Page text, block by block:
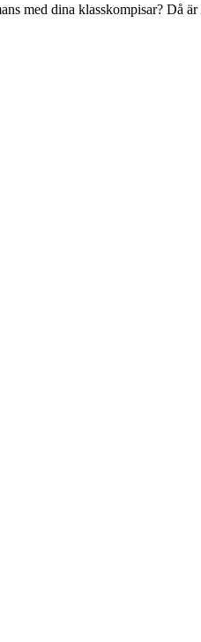
med dina klasskompisar? Då är